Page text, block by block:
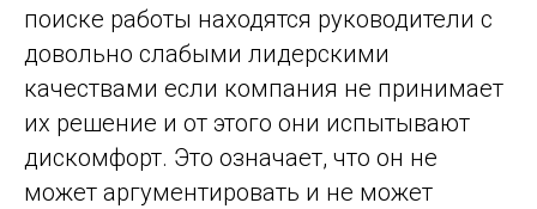
поиске работы находятся руководители с
довольно слабыми лидерскими
качествами если компания не принимает
их решение и от этого они испытывают
дискомфорт. Это означает, что он не
может аргументировать и не может